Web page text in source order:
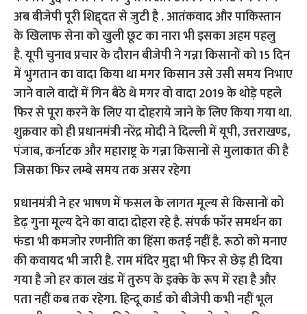
अब बीजेपी पूरी शिद्द्दत से जुटी है . आतंकवाद और पाकिस्तान
के खिलाफ सेना को खुली छूट का नारा भी इसका अहम पहलु
है. यूपी चुनाव प्रचार के दौरान बीजेपी ने गन्ना किसानों को 15 दिन
में भुगतान का वादा किया था मगर किसान उसे उसी समय निभाए
जाने वाले वादों में गिन बैठे थे मगर वो वादा 2019 के थोड़े पहले
फिर से पूरा करने के लिए या दोहराये जाने के लिए किया गया था.
शुक्रवार को ही प्रधानमंत्री नरेंद्र मोदी ने दिल्ली में यूपी, उत्तराखण्ड,
पंजाब, कर्नाटक और महाराष्ट्र के गन्ना किसानों से मुलाकात की है
जिसका फिर लम्बे समय तक असर रहेगा
प्रधानमंत्री ने हर भाषण में फसल के लागत मूल्य से किसानों को
डेढ़ गुना मूल्य देने का वादा दोहरा रहे है. संपर्क फॉर समर्थन का
फंडा भी कमजोर रणनीति का हिंसा कतई नहीं है. रूठो को मनाए
की कवायद भी जारी है. राम मंदिर मुद्दा भी फिर से छेड़ ही दिया
गया है जो हर काल खंड में तुरुप के इक्के के रूप में रहा है और
पता नहीं कब तक रहेगा. हिन्दू कार्ड को बीजेपी कभी नहीं भूल